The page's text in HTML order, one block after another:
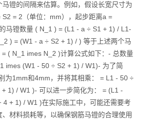
镫的间隔来估算。例如，假设长宽尺寸为
= 2（单位：mm），起步距离a =
马镫数量 ( N_1 ) = (L1 - a ÷ S1 + 1) / L1-
) = (W1 - a ÷ S2 + 1) / ) 等于上述两个马
( N_1 imes N_2 )计算公式如下：- 总数量
imes (W1 - 50 ÷ S2 + 1) / W1)- 为了简
为1mm和4mm，并将其相乘： = L1 - 50 ÷
1) / W1 )- 可以进一步简化为： = (L1 -
+ 1) / W1 )在实际施工中，可能还需要考
材料损耗等，以确保钢筋马镫的合理使用